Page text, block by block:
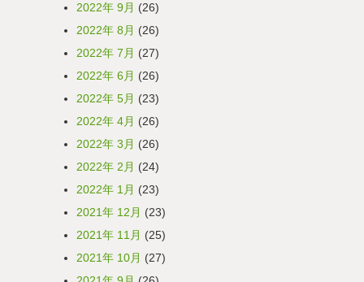
2022年 9月 (26)
2022年 8月 (26)
2022年 7月 (27)
2022年 6月 (26)
2022年 5月 (23)
2022年 4月 (26)
2022年 3月 (26)
2022年 2月 (24)
2022年 1月 (23)
2021年 12月 (23)
2021年 11月 (25)
2021年 10月 (27)